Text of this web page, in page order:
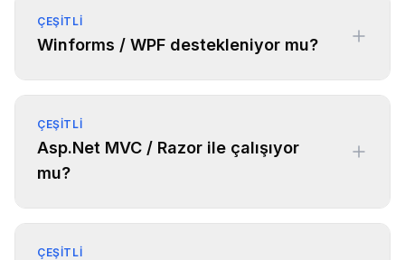
ÇEŞITLI
Winforms / WPF destekleniyor mu?
ÇEŞITLI
Asp.Net MVC / Razor ile çalışıyor
mu?
ÇEŞITLI